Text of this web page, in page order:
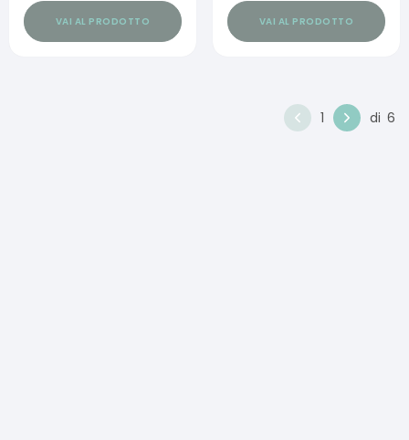
VAI AL PRODOTTO VAI AL PRODOTTO
1 di 6